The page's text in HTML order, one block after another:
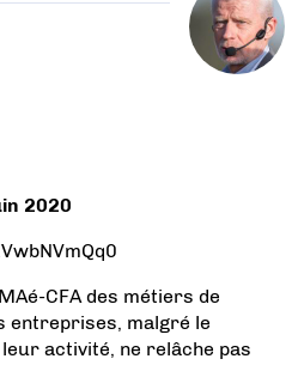
2020
CFA des métiers de
entreprises, malgré le
activité, ne relâche pas